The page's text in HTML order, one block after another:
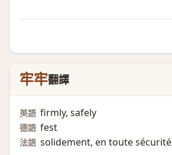
牢牢翻譯
英語 firmly, safely
德語 fest
法語 solidement, en toute sécurité